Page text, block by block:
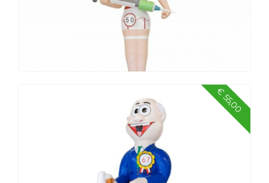
Sarah de verpleegster
€ 55,00